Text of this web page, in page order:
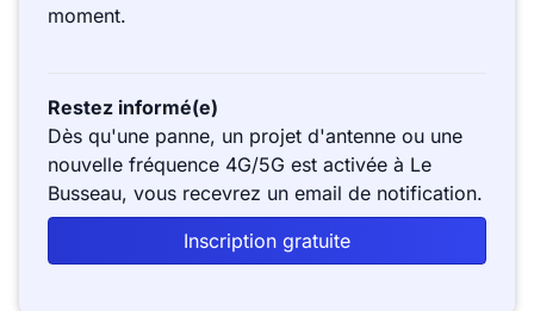
moment.
Restez informé(e)
Dès qu'une panne, un projet d'antenne ou une
nouvelle fréquence 4G/5G est activée à Le
Busseau, vous recevrez un email de notification.
Inscription gratuite